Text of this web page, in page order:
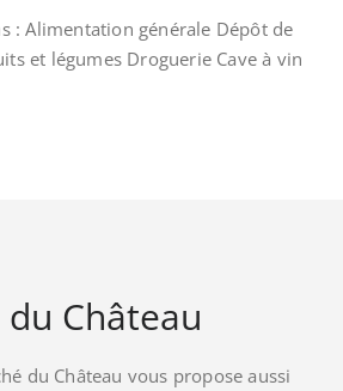
: Alimentation générale Dépôt de
et légumes Droguerie Cave à vin
Château
du Château vous propose aussi